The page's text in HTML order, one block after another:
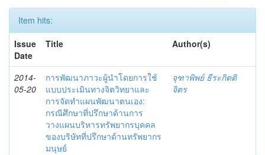
Item hits:
Issue
Date
Title Author(s)
2014-
05-20
การพัฒนาภาวะผู้นำโดยการใช้
แบบประเมินทางจิตวิทยาและ
การจัดทำแผนพัฒนาตนเอง:
กรณีศึกษาที่ปรึกษาด้านการ
วางแผนบริหารทรัพยากรบุคคล
ของบริษัทที่ปรึกษาด้านทรัพยากร
มนุษย์
จุฑาพิพย์ ธีระกิตติ
จิตร